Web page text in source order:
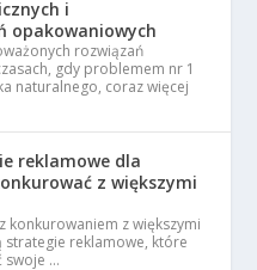
i
opakowaniowych
rozwiązań
gdy problemem nr 1
naturalnego, coraz więcej
reklamowe dla
z większymi
konkurowaniem z większymi
strategie reklamowe, które
swoje …